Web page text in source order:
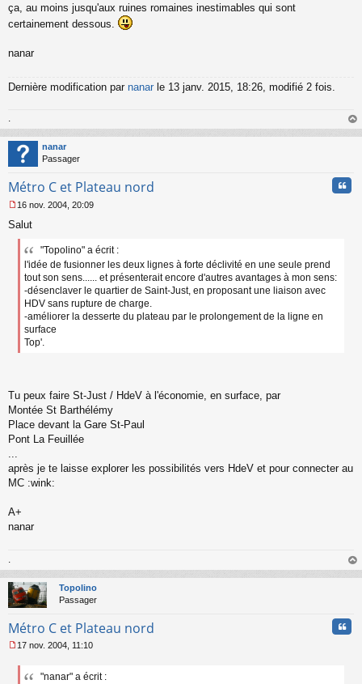
g
e
o
u
ça, au moins jusqu'aux ruines romaines inestimables qui sont
certainement dessous.
nanar
Dernière modification par nanar le 13 janv. 2015, 18:26, modifié 2 fois.
.
au
nanar
Passager
Métro C et Plateau nord
e
s
16 nov. 2004, 20:09
Salut
"Topolino" a écrit :
l'idée de fusionner les deux lignes à forte déclivité en une seule prend
tout son sens...... et présenterait encore d'autres avantages à mon sens:
-désenclaver le quartier de Saint-Just, en proposant une liaison avec
HDV sans rupture de charge.
-améliorer la desserte du plateau par le prolongement de la ligne en
surface
Top'.
Tu peux faire St-Just / HdeV à l'économie, en surface, par
Montée St Barthélémy
Place devant la Gare St-Paul
Pont La Feuillée
...
après je te laisse explorer les possibilités vers HdeV et pour connecter au
MC :wink:
A+
nanar
au
Topolino
Passager
Métro C et Plateau nord
e
17 nov. 2004, 11:10
"nanar" a écrit :